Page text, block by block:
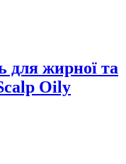
для жирної та
Oily